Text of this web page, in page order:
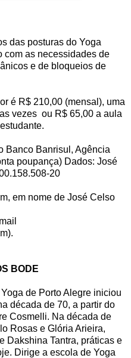
das posturas do Yoga
com as necessidades de
e de bloqueios de
é R$ 210,00 (mensal), uma
vezes ou R$ 65,00 a aula
Banco Banrisul, Agência
poupança) Dados: José
20
em nome de José Celso
BODE
de Porto Alegre iniciou
década de 70, a partir do
Cosmelli. Na década de
Rosas e Glória Arieira,
Dakshina Tantra, práticas e
Dirige a escola de Yoga